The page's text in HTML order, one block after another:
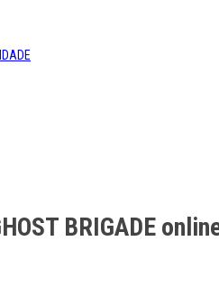
BRIGADE